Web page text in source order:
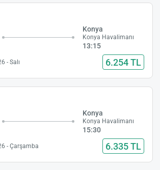
Konya
Konya Havalimanı
13:15
- Salı 6.254 TL
Konya
Konya Havalimanı
15:30
- Çarşamba 6.335 TL